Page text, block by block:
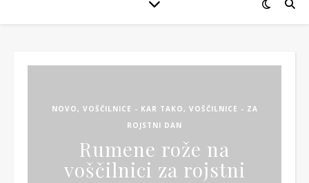
NOVO , VOŠČILNICE - KAR TAKO , VOŠČILNICE - ZA
ROJSTNI DAN
Rumene rože na
voščilnici za rojstni